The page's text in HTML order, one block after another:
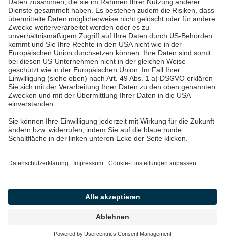
Über uns & Autoren
Datenschutz
Impressum
Barrierefreiheit
Wir sind die Pfalzwerke: